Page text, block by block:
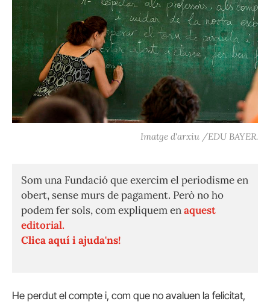
Imatge d'arxiu /EDU BAYER.
Som una Fundació que exercim el periodisme en
obert, sense murs de pagament. Però no ho
podem fer sols, com expliquem enaquest
editorial.
Clica aquí i ajuda'ns!
He perdut el compte i, com que no avaluen la felicitat,